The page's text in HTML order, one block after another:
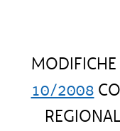
MODIFICHE
10/2008